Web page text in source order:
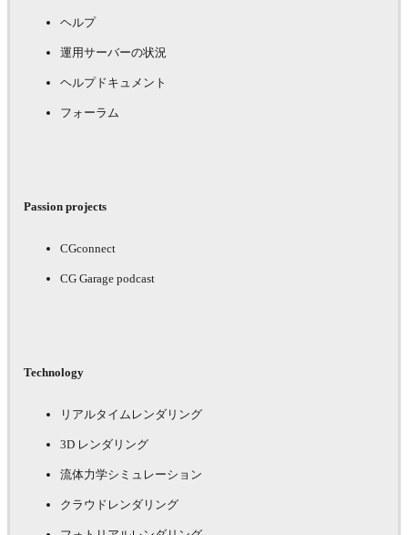
ヘルプ
運用サーバーの状況
ヘルプドキュメント
フォーラム
Passion projects
CGconnect
CG Garage podcast
Technology
リアルタイムレンダリング
3D レンダリング
流体力学シミュレーション
クラウドレンダリング